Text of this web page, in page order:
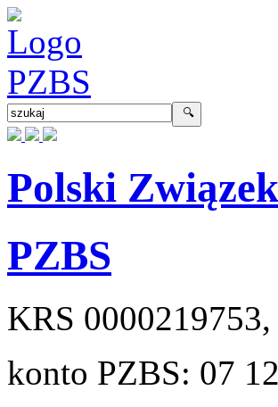
Polski
PZBS
KRS 0000219753
konto PZBS: 07